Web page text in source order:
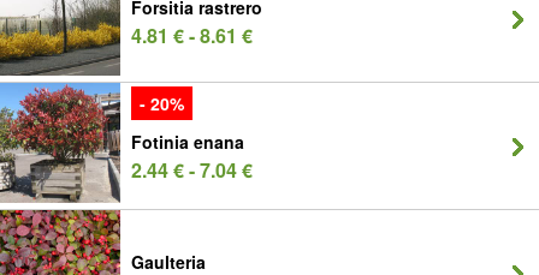
Forsitia rastrero
4.81 € - 8.61 €
- 20%
Fotinia enana
2.44 € - 7.04 €
Gaulteria